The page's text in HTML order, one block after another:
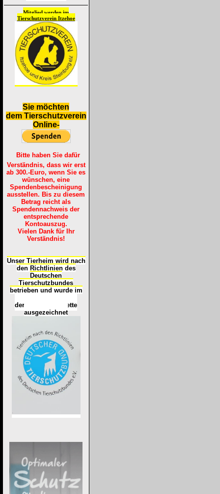
Mitglied werden im
Tierschutzverein Itzehoe
Sie möchten
dem Tierschutzverein
Online-
Bitte haben Sie dafür
Verständnis, dass wir erst
ab 300.-Euro, wenn Sie es
wünschen, eine
Spendenbescheinigung
ausstellen. Bis zu diesem
Betrag reicht als
Spendennachweis der
entsprechende
Kontoauszug.
Vielen Dank für Ihr
Verständnis!
Unser Tierheim wird nach
den Richtlinien des
Deutschen
Tierschutzbundes
betrieben und wurde im
der
Tierheimplakette
ausgezeichnet